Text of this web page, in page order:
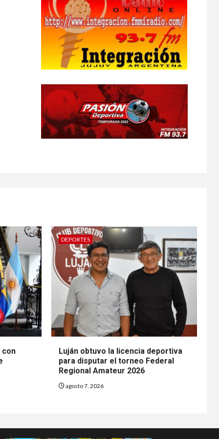
con
DEPORTES
Luján obtuvo la licencia deportiva
para disputar el torneo Federal
Regional Amateur 2026
agosto 7, 2026